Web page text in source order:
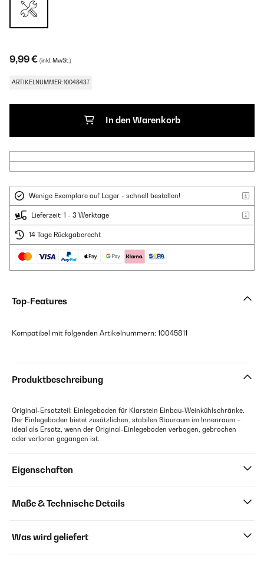
9,99 € (inkl. MwSt.)
ARTIKELNUMMER: 10048437
In den Warenkorb
Wenige Exemplare auf Lager - schnell bestellen!
Lieferzeit: 1 - 3 Werktage
14 Tage Rückgaberecht
Top-Features
Kompatibel mit folgenden Artikelnummern: 10045811
Produktbeschreibung
Original-Ersatzteil: Einlegeboden für Klarstein Einbau-Weinkühlschränke.
Der Einlegeboden bietet zusätzlichen, stabilen Stauraum im Innenraum –
ideal als Ersatz, wenn der Original-Einlegeboden verbogen, gebrochen
oder verloren gegangen ist.
Eigenschaften
Maße & Technische Details
Was wird geliefert